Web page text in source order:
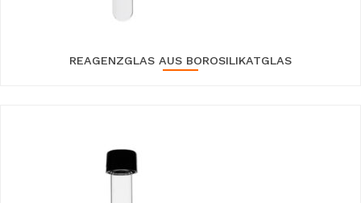
REAGENZGLAS AUS BOROSILIKATGLAS